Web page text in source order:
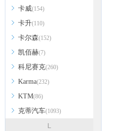
卡威(154)
卡升(110)
卡尔森(152)
凯佰赫(7)
科尼赛克(260)
Karma(232)
KTM(86)
克蒂汽车(1093)
L